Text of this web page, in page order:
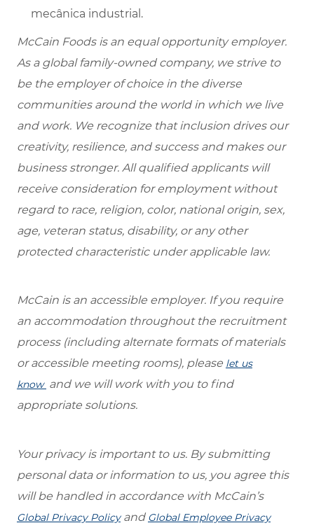
mecânica industrial.
McCain Foods is an equal opportunity employer.
As a global family-owned company, we strive to
be the employer of choice in the diverse
communities around the world in which we live
and work. We recognize that inclusion drives our
creativity, resilience, and success and makes our
business stronger. All qualified applicants will
receive consideration for employment without
regard to race, religion, color, national origin, sex,
age, veteran status, disability, or any other
protected characteristic under applicable law.
McCain is an accessible employer. If you require
an accommodation throughout the recruitment
process (including alternate formats of materials
or accessible meeting rooms), please let us
know and we will work with you to find
appropriate solutions.
Your privacy is important to us. By submitting
personal data or information to us, you agree this
will be handled in accordance with McCain’s
Global Privacy Policyand Global Employee Privacy